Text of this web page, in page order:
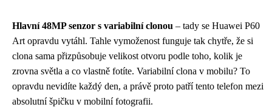
Hlavní 48MP senzor s variabilní clonou – tady se Huawei P60
Art opravdu vytáhl. Tahle vymoženost funguje tak chytře, že si
clona sama přizpůsobuje velikost otvoru podle toho, kolik je
zrovna světla a co vlastně fotíte. Variabilní clona v mobilu? To
opravdu nevidíte každý den, a právě proto patří tento telefon mezi
absolutní špičku v mobilní fotografii.